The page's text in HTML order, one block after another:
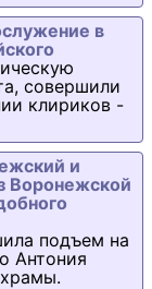
в
совершили
клириков -
и
Воронежской
подъем на
Антония